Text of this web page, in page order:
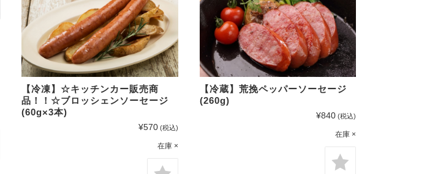
【冷凍】☆キッチンカー販売商
品！！☆ブロッシェンソーセージ
(60g×3本)
¥570 (税込)
在庫 ×
【冷蔵】荒挽ペッパーソーセージ
(260g)
¥840 (税込)
在庫 ×